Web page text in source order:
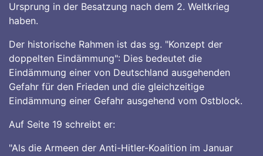
Ursprung in der Besatzung nach dem 2. Weltkrieg
haben.
Der historische Rahmen ist das sg. "Konzept der
doppelten Eindämmung": Dies bedeutet die
Eindämmung einer von Deutschland ausgehenden
Gefahr für den Frieden und die gleichzeitige
Eindämmung einer Gefahr ausgehend vom Ostblock.
Auf Seite 19 schreibt er:
"Als die Armeen der Anti-Hitler-Koalition im Januar